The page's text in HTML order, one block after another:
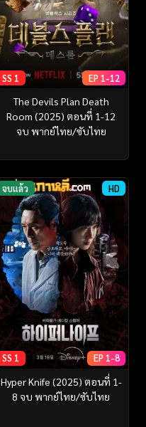
SS 1 EP 1-12
The Devils Plan Death
Room (2025) ตอนที่ 1-12
จบ พากย์ไทย/ซับไทย
จบแล้ว HD
SS 1 EP 1-8
Hyper Knife (2025) ตอนที่ 1-
8 จบ พากย์ไทย/ซับไทย